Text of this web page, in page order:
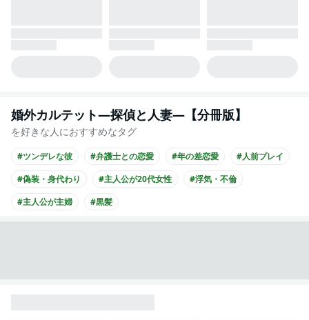
婚外カルテット―探偵と人妻―【分冊版】
を好きな人におすすめなタグ
#ツンデレな彼 #弁護士との恋愛 #年の差恋愛
#人前プレイ
#偽装・身代わり
#主人公が20代女性
#浮気・不倫
#主人公が主婦
#黒髪